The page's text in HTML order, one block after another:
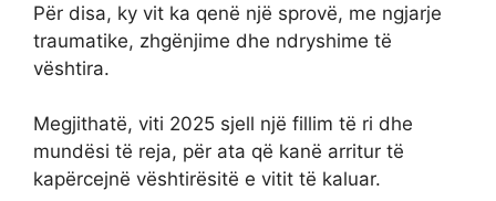
Për disa, ky vit ka qenë një sprovë, me ngjarje
traumatike, zhgënjime dhe ndryshime të
vështira.
Megjithatë, viti 2025 sjell një fillim të ri dhe
mundësi të reja, për ata që kanë arritur të
kapërcejnë vështirësitë e vitit të kaluar.